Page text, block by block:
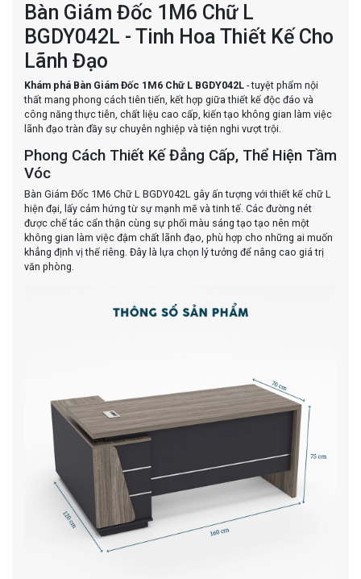
Bàn Giám Đốc 1M6 Chữ L
BGDY042L - Tinh Hoa Thiết Kế Cho
Lãnh Đạo
Khám phá Bàn Giám Đốc 1M6 Chữ L BGDY042L - tuyệt phẩm nội
thất mang phong cách tiên tiến, kết hợp giữa thiết kế độc đáo và
công năng thực tiễn, chất liệu cao cấp, kiến tạo không gian làm việc
lãnh đạo tràn đầy sự chuyên nghiệp và tiện nghi vượt trội.
Phong Cách Thiết Kế Đẳng Cấp, Thể Hiện Tầm
Vóc
Bàn Giám Đốc 1M6 Chữ L BGDY042L gây ấn tượng với thiết kế chữ L
hiện đại, lấy cảm hứng từ sự mạnh mẽ và tinh tế. Các đường nét
được chế tác cẩn thận cùng sự phối màu sáng tạo tạo nên một
không gian làm việc đậm chất lãnh đạo, phù hợp cho những ai muốn
khẳng định vị thế riêng. Đây là lựa chọn lý tưởng để nâng cao giá trị
văn phòng.